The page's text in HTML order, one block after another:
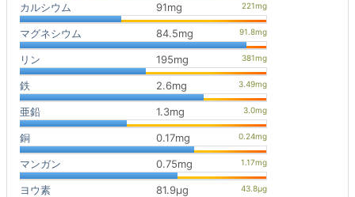
カルシウム 91mg
マグネシウム 84.5mg
リン 195mg
鉄 2.6mg
亜鉛 1.3mg
銅 0.17mg
マンガン 0.75mg
ヨウ素 81.9μg